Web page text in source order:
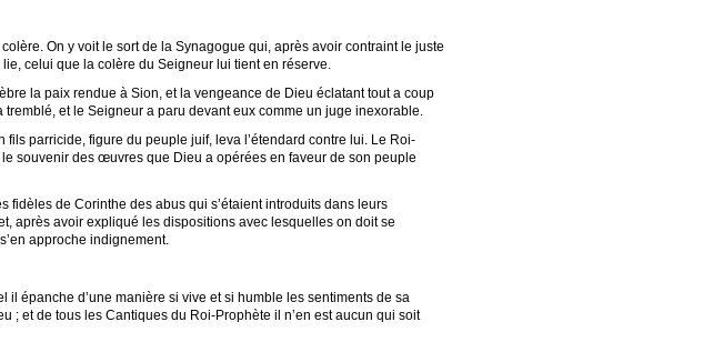
On y voit le sort de la Synagogue qui, après avoir contraint le juste
celui que la colère du Seigneur lui tient en réserve.
la paix rendue à Sion, et la vengeance de Dieu éclatant tout a coup
et le Seigneur a paru devant eux comme un juge inexorable.
parricide, figure du peuple juif, leva l’étendard contre lui. Le Roi-
souvenir des œuvres que Dieu a opérées en faveur de son peuple
fidèles de Corinthe des abus qui s’étaient introduits dans leurs
après avoir expliqué les dispositions avec lesquelles on doit se
approche indignement.
épanche d’une manière si vive et si humble les sentiments de sa
; et de tous les Cantiques du Roi-Prophète il n’en est aucun qui soit